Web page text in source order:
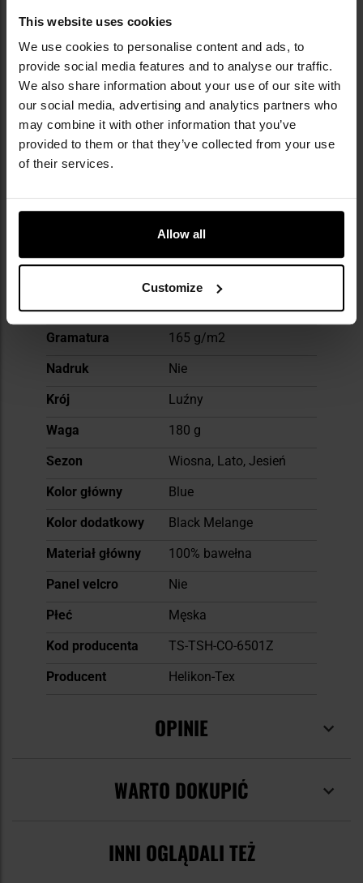
This website uses cookies
We use cookies to personalise content and ads, to
provide social media features and to analyse our traffic.
We also share information about your use of our site with
our social media, advertising and analytics partners who
may combine it with other information that you’ve
provided to them or that they’ve collected from your use
of their services.
Allow all
Customize
dopasowanie do różnych warunków
terenowych.
DANE TECHNICZNE
informacji
Długość rękawa
Krótki
Rodzaj rozpięcia
Brak rozpięcia
Gramatura
165 g/m2
Nadruk
Nie
Krój
Luźny
Waga
180 g
Sezon
Wiosna, Lato, Jesień
Kolor główny
Blue
Kolor dodatkowy
Black Melange
Materiał główny
100% bawełna
Panel velcro
Nie
Płeć
Męska
Kod producenta
TS-TSH-CO-6501Z
Producent
Helikon-Tex
OPINIE
WARTO DOKUPIĆ
INNI OGLĄDALI TEŻ